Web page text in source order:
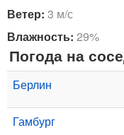
Ветер: 3 м/с
Влажность: 29%
Погода на
Берлин
Гамбург